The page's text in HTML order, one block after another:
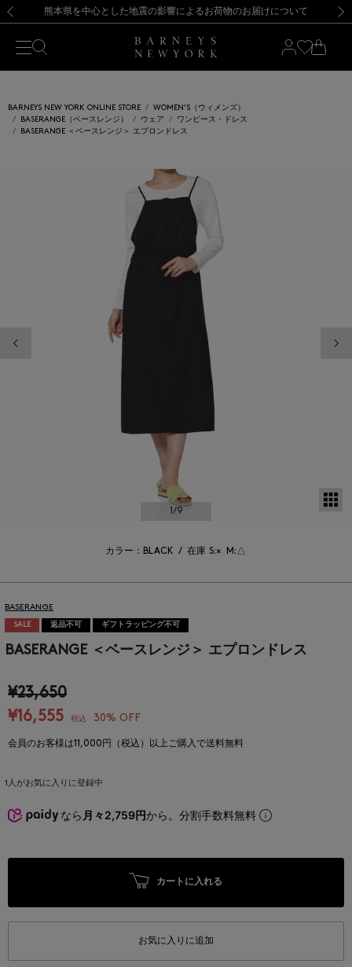
新規登録のお客様も対象！＜MY BARNEYS＞会員のお客様は11,000円（税込）以上のお買上げで常時送料無料！お買い物の際は会員登録を！
【夏季休業に伴う返品・交換承り一時停止のお知らせ】（2026.8.5）
熊本県を中心とした地震の影響によるお荷物のお届けについて
【開催中】SUMMER SALEのご案内・ご注意事項 新規登録のお客様も対象！＜MY BARNEYS＞会員のお客様は11,000円（税込）以上のお買上げで常時送料無料！お買い物の際は会員登録を！
【夏季休業に伴う返品・交換承り一時停止のお知らせ】（2026.8.5）
BARNEYS NEW YORK ONLINE STORE
WOMEN'S（ウィメンズ）
BASERANGE（ベースレンジ）
ウェア
ワンピース・ドレス
BASERANGE ＜ベースレンジ＞ エプロンドレス
1/9
カラー：BLACK / 在庫 S:× M:△
BASERANGE
SALE 返品不可 ギフトラッピング不可
BASERANGE ＜ベースレンジ＞ エプロンドレス
¥23,650
¥16,555
税込 30% OFF
会員のお客様は11,000円（税込）以上ご購入で送料無料
1 人がお気に入りに登録中
なら 月々2,759円から。分割手数料無料
カートに入れる
お気に入りに追加